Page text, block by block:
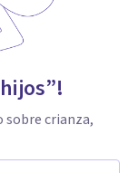
sobre crianza,